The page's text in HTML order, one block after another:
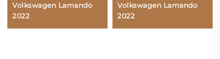
Volkswagen Lamando
2022
Volkswagen Lamando
2022